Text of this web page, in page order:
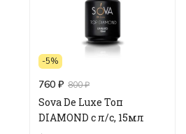
-5%
760 ₽ 800 ₽
Sova De Luxe Топ
DIAMOND c л/с, 15мл